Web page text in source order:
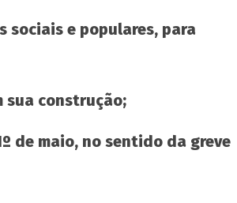
sociais e populares, para
sua construção;
de maio, no sentido da greve